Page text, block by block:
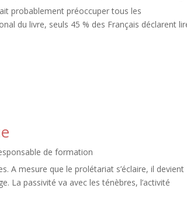
probablement préoccuper tous les
du livre, seuls 45 % des Français déclarent
de formation
A mesure que le prolétariat s’éclaire, il devient
La passivité va avec les ténèbres, l’activité